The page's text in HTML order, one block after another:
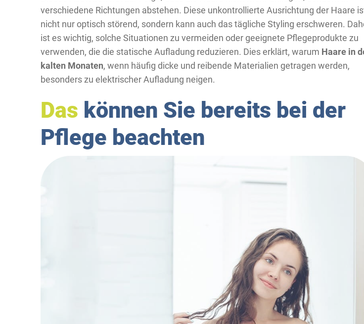
verschiedene Richtungen abstehen. Diese unkontrollierte Ausrichtung der Haare
nicht nur optisch störend, sondern kann auch das tägliche Styling erschweren.
ist es wichtig, solche Situationen zu vermeiden oder geeignete Pflegeprodukte zu
verwenden, die die statische Aufladung reduzieren. Dies erklärt, warum Haare in
kalten Monaten, wenn häufig dicke und reibende Materialien getragen werden,
besonders zu elektrischer Aufladung neigen.
Das können Sie bereits bei der
Pflege beachten